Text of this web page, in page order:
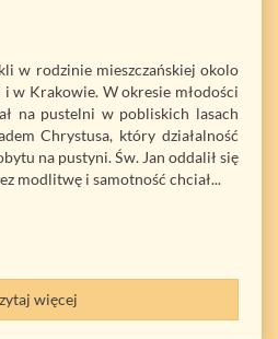
w rodzinie mieszczańskiej okolo
w Krakowie. W okresie młodości
na pustelni w pobliskich lasach
Chrystusa, który działalność
na pustyni. Św. Jan oddalił się
modlitwę i samotność chciał...
więcej